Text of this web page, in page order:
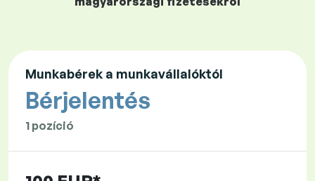
Munkabérek a munkavállalóktól
Bérjelentés
1 pozíció